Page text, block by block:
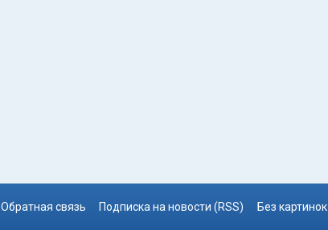
Обратная связь Подписка на новости (RSS) Без картинок